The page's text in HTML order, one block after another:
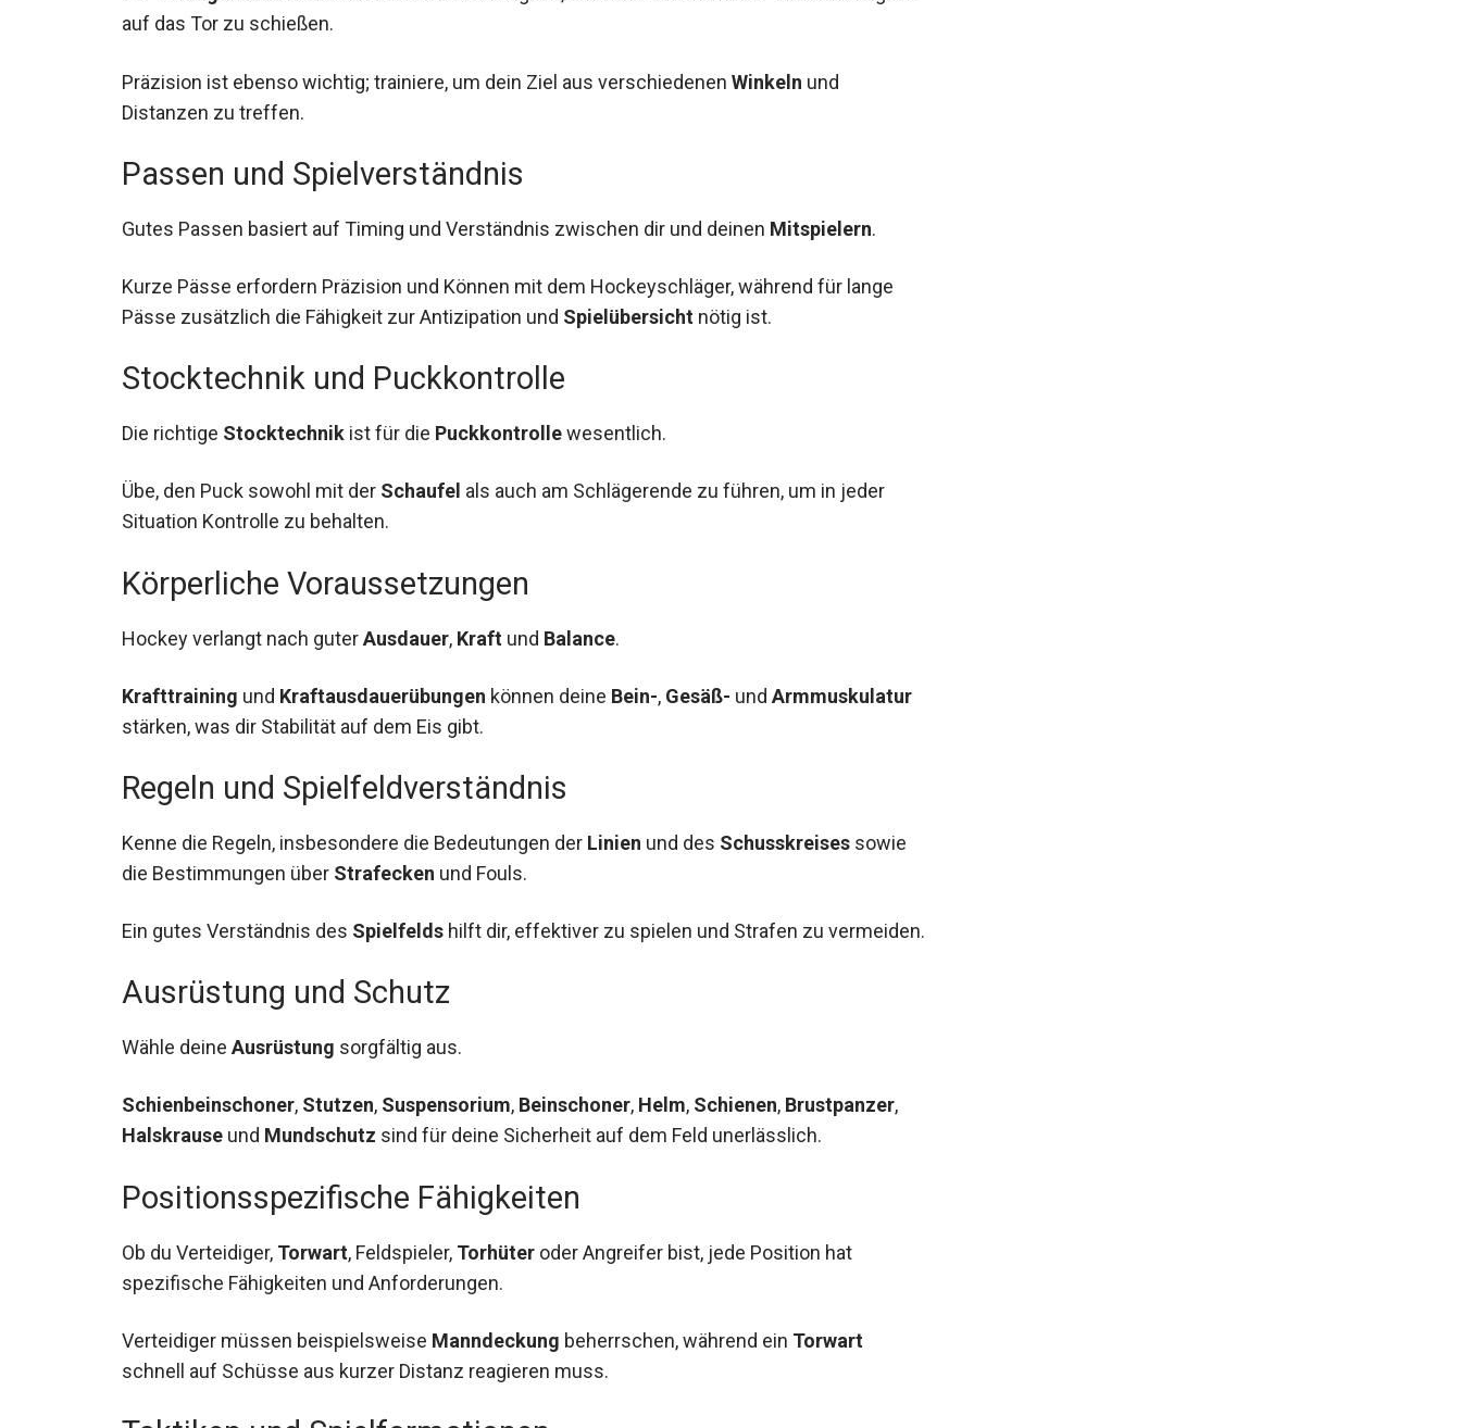
Geschwindigkeit auf das Tor zu schießen.
Präzision ist ebenso wichtig; trainiere, um dein Ziel aus verschiedenen Winkeln und
Distanzen zu treffen.
Passen und Spielverständnis
Gutes Passen basiert auf Timing und Verständnis zwischen dir und deinen Mitspielern
Kurze Pässe erfordern Präzision und Können mit dem Hockeyschläger, während für lange
Pässe zusätzlich die Fähigkeit zur Antizipation und Spielübersicht nötig ist.
Stocktechnik und Puckkontrolle
Die richtige Stocktechnik ist für die Puckkontrolle wesentlich.
Übe, den Puck sowohl mit der Schaufel als auch am Schlägerende zu führen, um in jeder
Situation Kontrolle zu behalten.
Körperliche Voraussetzungen
Hockey verlangt nach guter Ausdauer Kraft und Balance
Krafttraining und Kraftausdauerübungen können deine Bein- Gesäß- und Armmuskulatur
stärken, was dir Stabilität auf dem Eis gibt.
Regeln und Spielfeldverständnis
Kenne die Regeln, insbesondere die Bedeutungen der Linien und des Schusskreises sowie
die Bestimmungen über Strafecken und Fouls.
Ein gutes Verständnis des Spielfelds hilft dir, effektiver zu spielen und Strafen zu
Ausrüstung und Schutz
Schienbeinschoner,Stutzen, Suspensorium,Beinschoner,Helm,Schienen,Brustpanzer
Positionsspezifische Fähigkeiten
Ob du Verteidiger,Torwart, Feldspieler,Torhüter
Verteidiger müssen beispielsweiseManndeckungbeherrschen, während ein